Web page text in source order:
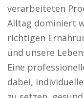
verarbeiteten
Alltag dominiert
richtigen
und unsere
Eine
dabei,